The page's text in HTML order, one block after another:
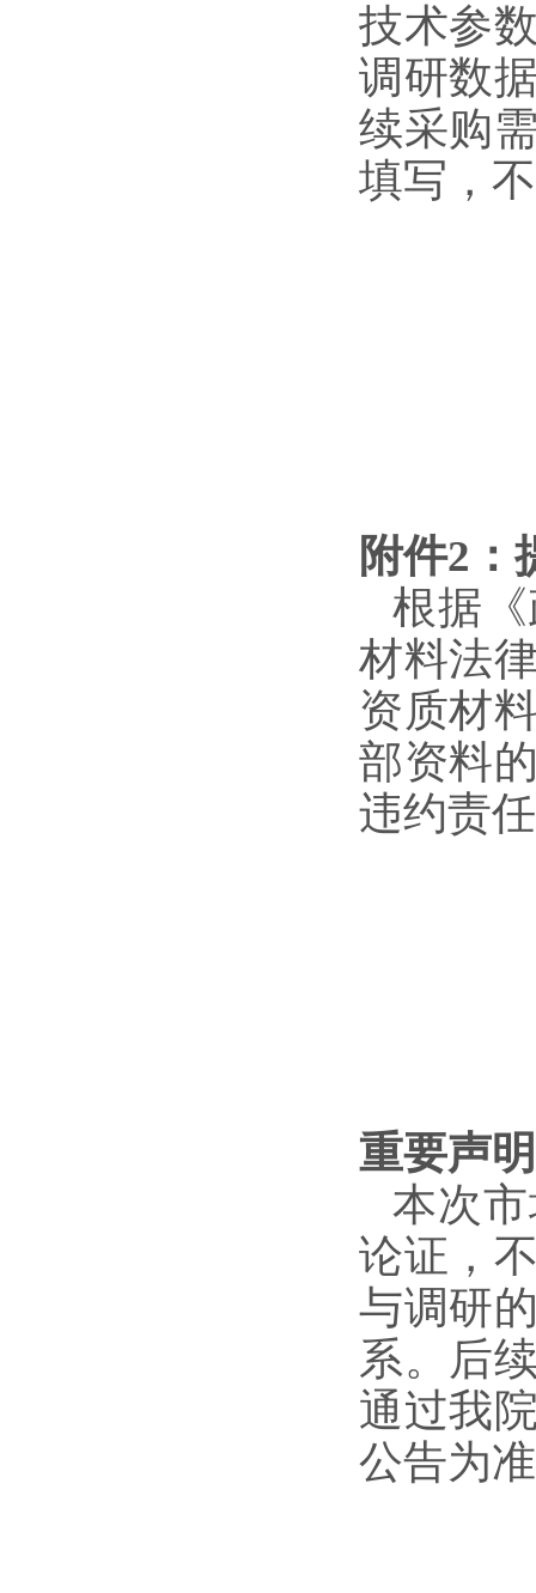
技术参
调研数
续采购
填写，
附件2
根据
材料法
资质材
部资料
违约责
重要声明
本次
论证，
与调研
系。后
通过我
公告为